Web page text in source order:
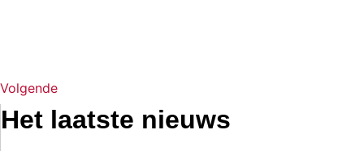
Volgende
Het laatste nieuws